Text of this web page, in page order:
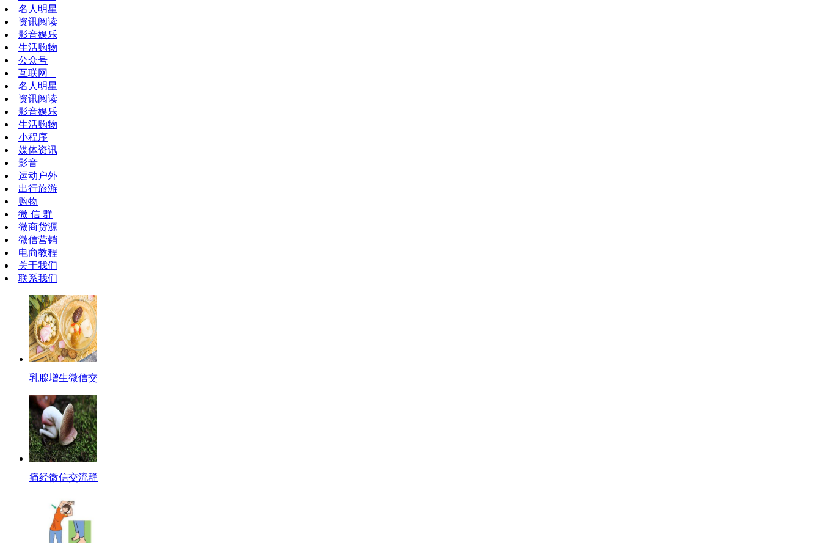
名人明星
资讯阅读
影音娱乐
生活购物
公众号
互联网 +
名人明星
资讯阅读
影音娱乐
生活购物
小程序
媒体资讯
影音
运动户外
出行旅游
购物
微 信 群
微商货源
微信营销
电商教程
关于我们
联系我们
乳腺增生微信交
痛经微信交流群